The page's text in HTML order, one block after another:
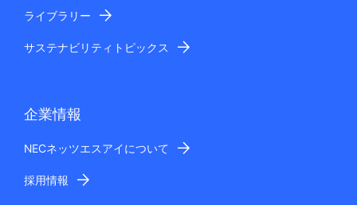
ライブラリー
サステナビリティトピックス
企業情報
NECネッツエスアイについて
採用情報